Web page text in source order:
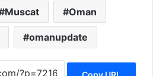
Muscat Oman
omanupdate